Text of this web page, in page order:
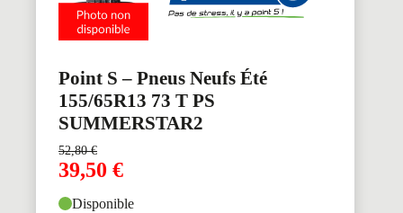
Point S – Pneus Neufs Été
155/65R13 73 T PS
SUMMERSTAR2
52,80€
39,50 €
Disponible